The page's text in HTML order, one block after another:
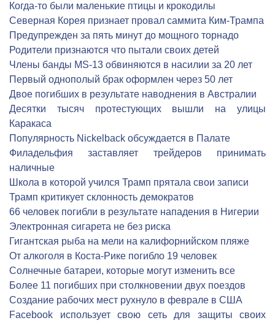
Когда-то были маленькие птицы и крокодилы
Северная Корея признает провал саммита Ким-Трампа
Предупрежден за пять минут до мощного торнадо
Родители признаются что пытали своих детей
Члены банды MS-13 обвиняются в насилии за 20 лет
Первый однополый брак оформлен через 50 лет
Двое погибших в результате наводнения в Австралии
Десятки тысяч протестующих вышли на улицы
Каракаса
Популярность Nickelback обсуждается в Палате
Филадельфия заставляет трейдеров принимать
наличные
Школа в которой учился Трамп прятала свои записи
Трамп критикует склонность демократов
66 человек погибли в результате нападения в Нигерии
Электронная сигарета не без риска
Гигантская рыба на мели на калифорнийском пляже
От алкоголя в Коста-Рике погибло 19 человек
Солнечные батареи, которые могут изменить все
Более 11 погибших при столкновении двух поездов
Создание рабочих мест рухнуло в феврале в США
Facebook использует свою сеть для защиты своих